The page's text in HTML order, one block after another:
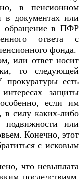
в пенсионном
в документах или
обращение в ПФР
ответа с
фонда.
или ответ носит
то следующей
прокуратуры есть
защиты
если им
в силу каких-либо
подвижности или
Конечно, этот
с исковым
что невыплата
последствиям,